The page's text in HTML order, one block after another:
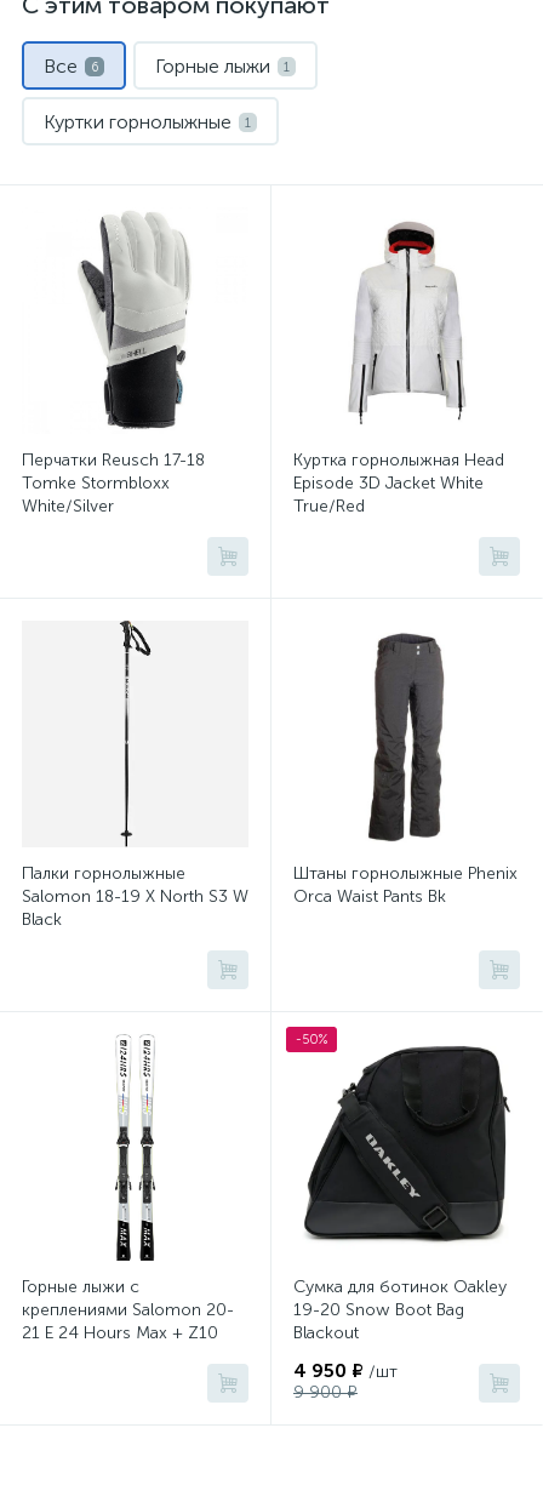
Все 6 Горные лыжи 1
Куртки горнолыжные 1
Перчатки и варежки Сумки для ботинок
Штаны горнолыжные
Перчатки Reusch 17-18
Tomke Stormbloxx
White/Silver
Куртка горнолыжная Head
Episode 3D Jacket White
True/Red
Палки горнолыжные
Salomon 18-19 X North S3 W
Black
Штаны горнолыжные Phenix
Orca Waist Pants Bk
Горные лыжи с
креплениями Salomon 20-
21 E 24 Hours Max + Z10
-50%
Сумка для ботинок Oakley
19-20 Snow Boot Bag
Blackout
4 950 ₽ /шт
9 900 ₽